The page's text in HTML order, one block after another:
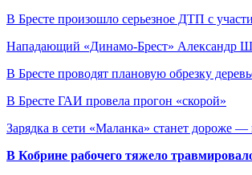
В Бресте произошло серьезное ДТП с
Нападающий «Динамо-Брест» Александр
В Бресте проводят плановую обрезку
В Бресте ГАИ провела прогон «скорой»
Зарядка в сети «Маланка» станет дороже
В Кобрине рабочего тяжело